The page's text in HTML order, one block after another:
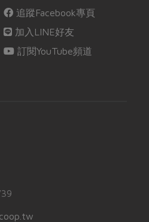
追蹤Facebook專頁
加入LINE好友
訂閱YouTube頻道